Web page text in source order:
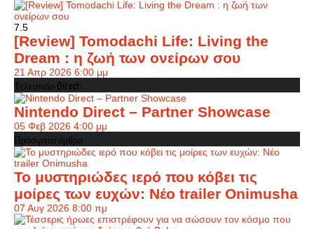
7.5
[Review] Tomodachi Life: Living the
Dream : η ζωή των ονείρων σου
21 Απρ 2026 6:00 μμ
Τελευταίο Direct:
Nintendo Direct – Partner Showcase
05 Φεβ 2026 4:00 μμ
Πρόσφατα άρθρα
Το μυστηριώδες ιερό που κόβει τις
μοίρες των ευχών: Νέο trailer Onimusha
07 Αυγ 2026 8:00 πμ